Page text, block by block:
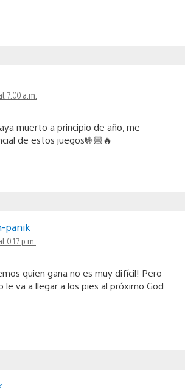
7:00 a.m.
muerto a principio de año, me
de estos juegos🤟🏼🔥
panik
0:17 p.m.
quien gana no es muy difícil! Pero
le va a llegar a los pies al próximo God